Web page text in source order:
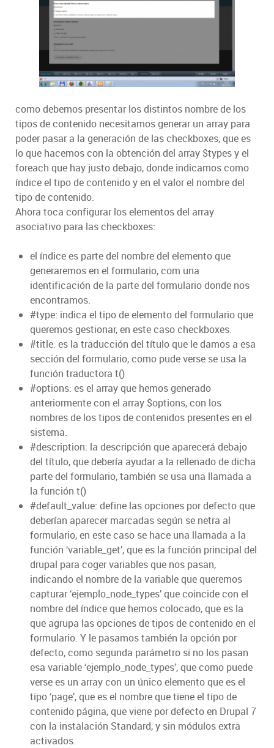
como debemos presentar los distintos nombre de los
tipos de contenido necesitamos generar un array para
poder pasar a la generación de las checkboxes, que es
lo que hacemos con la obtención del array $types y el
foreach que hay justo debajo, donde indicamos como
índice el tipo de contenido y en el valor el nombre del
tipo de contenido.
Ahora toca configurar los elementos del array
asociativo para las checkboxes:
el índice es parte del nombre del elemento que
generaremos en el formulario, com una
identificación de la parte del formulario donde nos
encontramos.
#type: indica el tipo de elemento del formulario que
queremos gestionar, en este caso checkboxes.
#title: es la traducción del título que le damos a esa
sección del formulario, como pude verse se usa la
función traductora t()
#options: es el array que hemos generado
anteriormente con el array $options, con los
nombres de los tipos de contenidos presentes en el
sistema.
#description: la descripción que aparecerá debajo
del título, que debería ayudar a la rellenado de dicha
parte del formulario, también se usa una llamada a
la función t()
#default_value: define las opciones por defecto que
deberían aparecer marcadas según se netra al
formulario, en este caso se hace una llamada a la
función ‘variable_get’, que es la función principal del
drupal para coger variables que nos pasan,
indicando el nombre de la variable que queremos
capturar ‘ejemplo_node_types’ que coincide con el
nombre del índice que hemos colocado, que es la
que agrupa las opciones de tipos de contenido en el
formulario. Y le pasamos también la opción por
defecto, como segunda parámetro si no los pasan
esa variable ‘ejemplo_node_types’, que como puede
verse es un array con un único elemento que es el
tipo ‘page’, que es el nombre que tiene el tipo de
contenido página, que viene por defecto en Drupal 7
con la instalación Standard, y sin módulos extra
activados.